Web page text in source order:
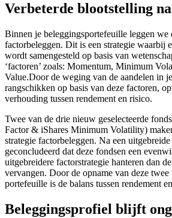
Verbeterde blootstelling
Binnen je beleggingsportefeuille leggen we
factorbeleggen. Dit is een strategie waarbij
wordt samengesteld op basis van
‘factoren’ zoals: Momentum, Minimum
Value.Door de weging van de aandelen in
rangschikken op basis van deze factoren,
verhouding tussen rendement en risico.
Twee van de drie nieuw geselecteerde
Factor & iShares Minimum Volatility)
strategie factorbeleggen. Na een
geconcludeerd dat deze fondsen een
uitgebreidere factorstrategie hanteren dan
vervangen. Door de opname van deze
portefeuille is de balans tussen rendement
Beleggingsprofiel blijft